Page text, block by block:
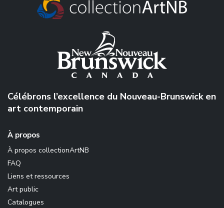
Célébrons l’excellence du Nouveau-Brunswick en
art contemporain
À propos
À propos collectionArtNB
FAQ
Liens et ressources
Art public
Catalogues